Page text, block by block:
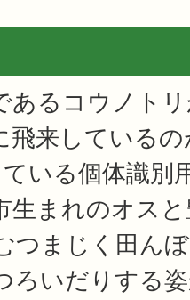
あるコウノト
飛来している
いる個体識別
生まれのオス
つまじく田ん
ろいだりする